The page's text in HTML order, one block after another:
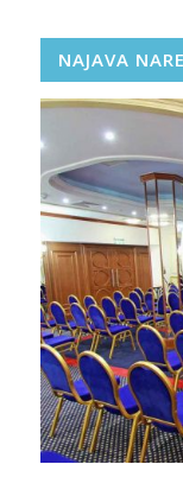
NAJAVA